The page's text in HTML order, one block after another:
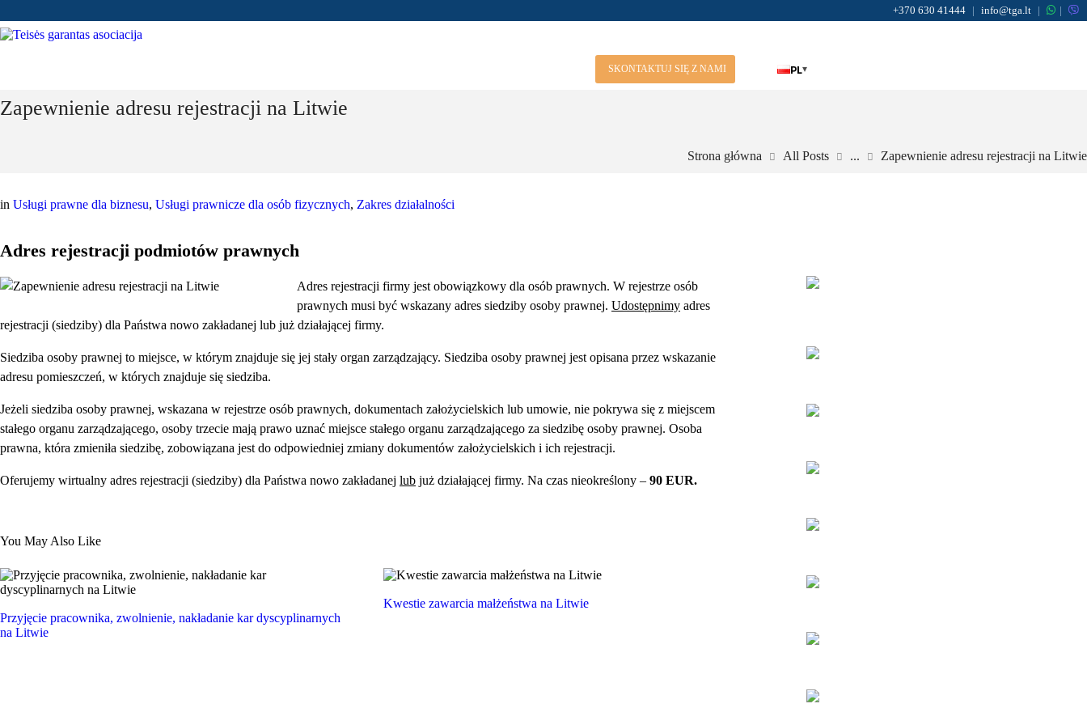
+370 630 41444 | info@tga.lt | |
SKONTAKTUJ SIĘ Z NAMI PL▾
Zapewnienie adresu rejestracji na Litwie
Strona główna All Posts ... Zapewnienie adresu rejestracji na Litwie
in Usługi prawne dla biznesu, Usługi prawnicze dla osób fizycznych, Zakres działalności
Adres rejestracji podmiotów prawnych
Adres rejestracji firmy jest obowiązkowy dla osób prawnych. W rejestrze osób
prawnych musi być wskazany adres siedziby osoby prawnej. Udostępnimy adres
rejestracji (siedziby) dla Państwa nowo zakładanej lub już działającej firmy.
Siedziba osoby prawnej to miejsce, w którym znajduje się jej stały organ zarządzający. Siedziba osoby prawnej jest opisana przez wskazanie
adresu pomieszczeń, w których znajduje się siedziba.
Jeżeli siedziba osoby prawnej, wskazana w rejestrze osób prawnych, dokumentach założycielskich lub umowie, nie pokrywa się z miejscem
stałego organu zarządzającego, osoby trzecie mają prawo uznać miejsce stałego organu zarządzającego za siedzibę osoby prawnej. Osoba
prawna, która zmieniła siedzibę, zobowiązana jest do odpowiedniej zmiany dokumentów założycielskich i ich rejestracji.
Oferujemy wirtualny adres rejestracji (siedziby) dla Państwa nowo zakładanej lub już działającej firmy. Na czas nieokreślony – 90 EUR.
You May Also Like
Przyjęcie pracownika, zwolnienie, nakładanie kar dyscyplinarnych
na Litwie
Kwestie zawarcia małżeństwa na Litwie